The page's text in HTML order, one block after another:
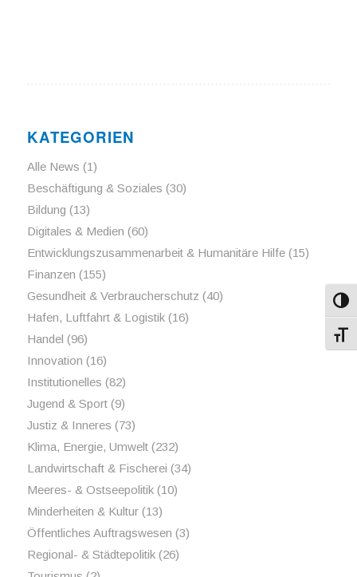
KATEGORIEN
Alle News (1)
Beschäftigung & Soziales (30)
Bildung (13)
Digitales & Medien (60)
Entwicklungszusammenarbeit & Humanitäre Hilfe(15)
Finanzen (155)
Gesundheit & Verbraucherschutz (40)
Hafen, Luftfahrt & Logistik(16)
Handel (96)
Innovation (16)
Institutionelles (82)
Jugend & Sport(9)
Justiz & Inneres (73)
Klima, Energie, Umwelt(232)
Landwirtschaft & Fischerei (34)
Meeres- & Ostseepolitik(10)
Minderheiten & Kultur(13)
Öffentliches Auftragswesen (3)
Regional- & Städtepolitik(26)